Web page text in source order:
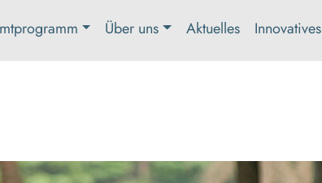
Über uns Aktuelles Innovatives